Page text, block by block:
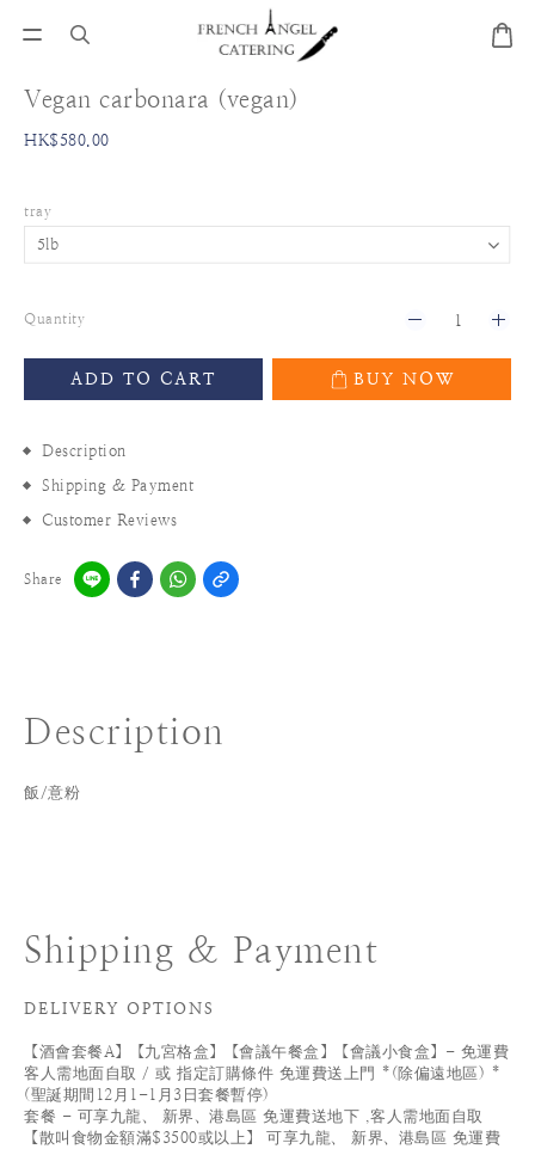
Vegan carbonara (vegan)
HK$580.00
tray
Quantity
ADD TO CART BUY NOW
Description
Shipping & Payment
Customer Reviews
Share
Description
飯/意粉
Shipping & Payment
DELIVERY OPTIONS
【酒會套餐A】【九宮格盒】【會議午餐盒】【會議小食盒】- 免運費
客人需地面自取 / 或 指定訂購條件 免運費送上門 *(除偏遠地區) *
(聖誕期間12月1-1月3日套餐暫停)
套餐 - 可享九龍、 新界、港島區 免運費送地下 ,客人需地面自取
【散叫食物金額滿$3500或以上】 可享九龍、 新界、港島區 免運費